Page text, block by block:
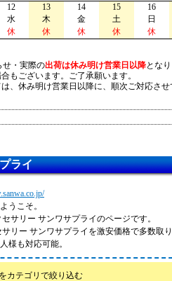
12 13 14 15 16
水 木 金 土 日
休 休 休 休 休
せ・実際の出荷は休み明け営業日以降となり
もございます。ご了承願います。
休み明け営業日以降に、順次ご対応させ
ライ
うこそ。
サリー サンワサプライのページです。
リー サンワサプライを激安価格で多数取
様も対応可能。
カテゴリで絞り込む